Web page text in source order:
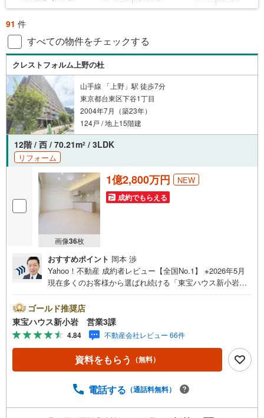
91 件
すべての物件をチェックする
クレストフォルム上野の杜
山手線 「上野」駅 徒歩7分
東京都台東区下谷1丁目
2004年7月（築23年）
124戸 / 地上15階建
12階 / 西 / 70.21m2 / 3LDK
リフォーム
画像36枚
1億2,800万円 NEW
成約でもらえる
おすすめポイント 岡本 渉
Yahoo！不動産 成約者レビュー【全国No.1】 ※2026年5月
現在多くのお客様から選ばれ続ける「東宝ハウス新小岩」
見学OK■営業時間内（9:00～20:00）はお電話でのご連絡が
スムーズです。ご自宅への送迎・最寄駅でのお待ち合わせ
等、お気軽にご相談ください。 選ばれる3つの「圧倒的メ
リット」 （1）【業界最低水準の提携住宅ローン】「他社
で断られた」「借入がある」方も独自審査で多数承認！優
遇金利と各種手数料0円でお得に。（2）【未来カレンダー
ュレーション。「月々いくらなら安心か」をプロが明確に
はありません。専属FPがお引渡し後も一生涯お守りしま
ゴールド推奨店
東宝ハウス新小岩 営業3課
4.84 不動産会社レビュー 66件
資料をもらう （無料）
電話する （通話料無料）